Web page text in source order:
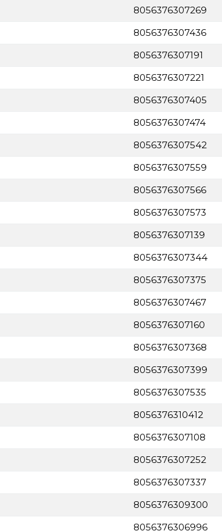
8056376307269
8056376307436
8056376307191
8056376307221
8056376307405
8056376307474
8056376307542
8056376307559
8056376307566
8056376307573
8056376307139
8056376307344
8056376307375
8056376307467
8056376307160
8056376307368
8056376307399
8056376307535
8056376310412
8056376307108
8056376307252
8056376307337
8056376309300
8056376306996